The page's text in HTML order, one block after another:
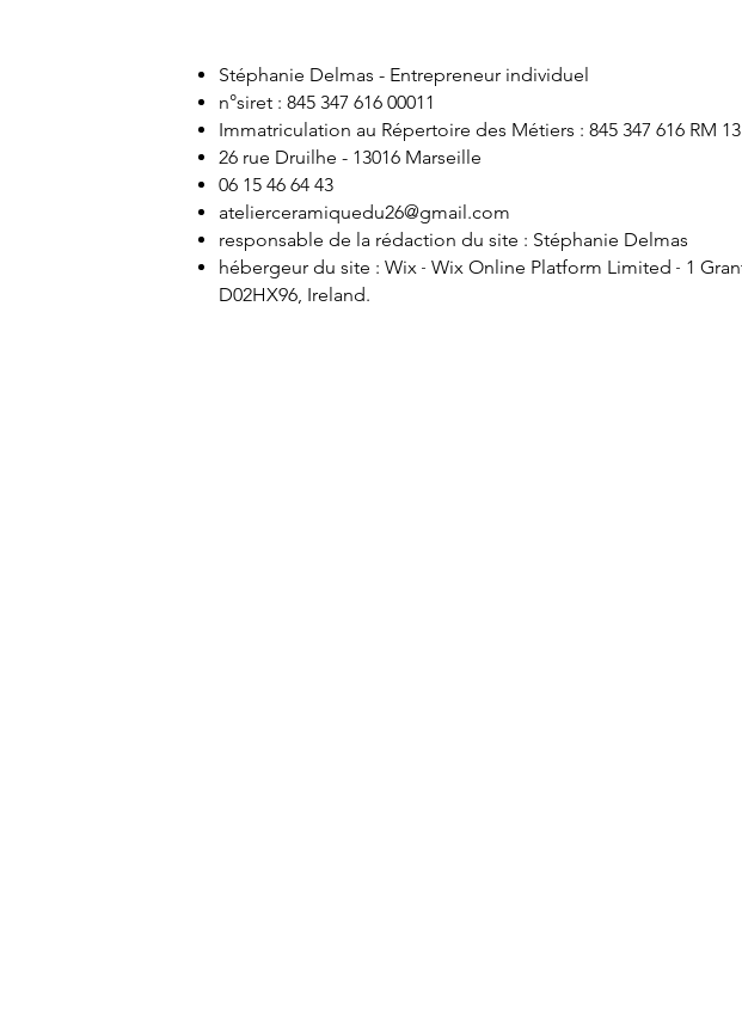
Stéphanie Delmas - Entrepreneur individuel
n°siret : 845 347 616 00011
Immatriculation au Répertoire des Métiers : 845 347 616 RM 13
26 rue Druilhe - 13016 Marseille
06 15 46 64 43
atelierceramiquedu26@gmail.com
responsable de la rédaction du site : Stéphanie Delmas
hébergeur du site : Wix - Wix Online Platform Limited - 1
D02HX96, Ireland.